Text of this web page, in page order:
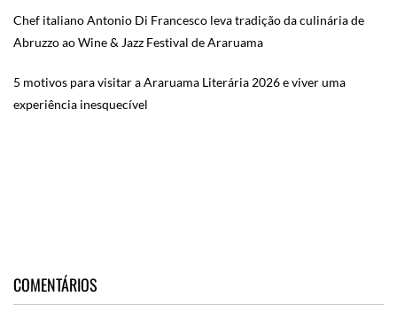
Chef italiano Antonio Di Francesco leva tradição da culinária de
Abruzzo ao Wine & Jazz Festival de Araruama
5 motivos para visitar a Araruama Literária 2026 e viver uma
experiência inesquecível
COMENTÁRIOS